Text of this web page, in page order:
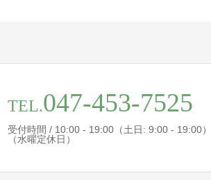
TEL.047-453-7525
受付時間 / 10:00 - 19:00（土日: 9:00 - 19:00）
（水曜定休日）